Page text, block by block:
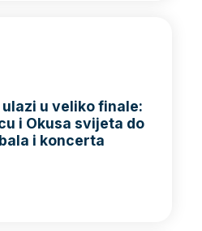
u veliko finale:
i Okusa svijeta do
i koncerta